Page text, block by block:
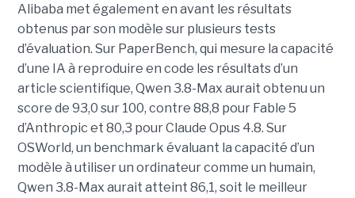
Alibaba met également en avant les résultats
obtenus par son modèle sur plusieurs tests
d’évaluation. Sur PaperBench, qui mesure la capacité
d’une IA à reproduire en code les résultats d’un
article scientifique, Qwen 3.8-Max aurait obtenu un
score de 93,0 sur 100, contre 88,8 pour Fable 5
d’Anthropic et 80,3 pour Claude Opus 4.8. Sur
OSWorld, un benchmark évaluant la capacité d’un
modèle à utiliser un ordinateur comme un humain,
Qwen 3.8-Max aurait atteint 86,1, soit le meilleur